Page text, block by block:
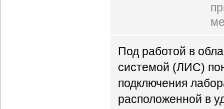
Под работой в
системой (ЛИС)
подключения
расположенной в